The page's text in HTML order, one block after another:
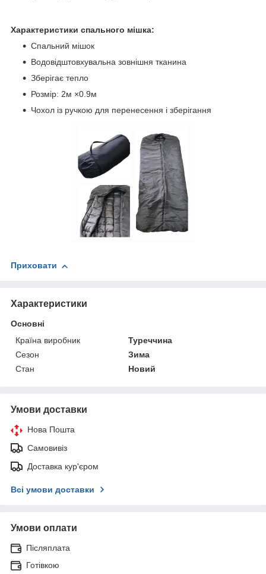
Характеристики спального мішка:
Спальний мішок
Водовідштовхувальна зовнішня тканина
Зберігає тепло
Розмір: 2м ×0.9м
Чохол із ручкою для перенесення і зберігання
Приховати
Характеристики
Основні
Країна виробник
Туреччина
Сезон
Зима
Стан
Новий
Умови доставки
Нова Пошта
Самовивіз
Доставка кур'єром
Всі умови доставки
Умови оплати
Післяплата
Готівкою